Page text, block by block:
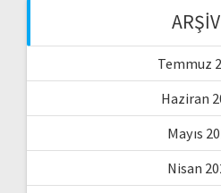
Temmuz
Haziran
Mayıs
Nisan